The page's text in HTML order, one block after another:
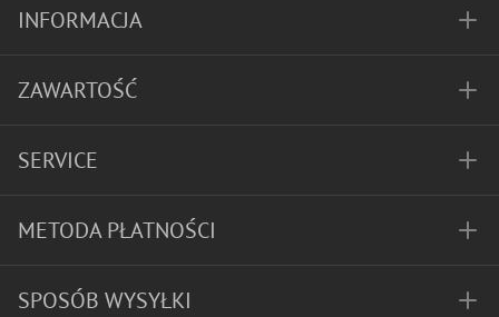
INFORMACJA
ZAWARTOŚĆ
SERVICE
METODA PŁATNOŚCI
SPOSÓB WYSYŁKI